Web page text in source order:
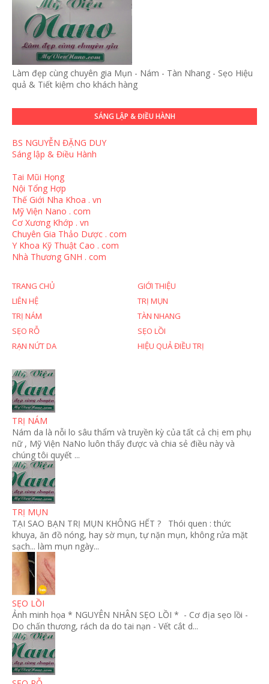
Làm đẹp cùng chuyên gia Mụn - Nám - Tàn Nhang - Sẹo Hiệu
quả & Tiết kiệm cho khách hàng
SÁNG LẬP & ĐIỀU HÀNH
BS NGUYỄN ĐẶNG DUY
Sáng lập & Điều Hành
Tai Mũi Họng
Nội Tổng Hợp
Thế Giới Nha Khoa . vn
Mỹ Viện Nano . com
Cơ Xương Khớp . vn
Chuyên Gia Thảo Dược . com
Y Khoa Kỹ Thuật Cao . com
Nhà Thương GNH . com
TRANG CHỦ
GIỚI THIỆU
LIÊN HỆ
TRỊ MỤN
TRỊ NÁM
TÀN NHANG
SẸO RỖ
SẸO LỒI
RẠN NỨT DA
HIỆU QUẢ ĐIỀU TRỊ
TRỊ NÁM
Nám da là nỗi lo sâu thẩm và truyền kỳ của tất cả chị em phụ
nữ , Mỹ Viện NaNo luôn thấy được và chia sẻ điều này và
chúng tôi quyết ...
TRỊ MỤN
TẠI SAO BẠN TRỊ MỤN KHÔNG HẾT ? Thói quen : thức
khuya, ăn đồ nóng, hay sờ mụn, tự nặn mụn, không rửa mặt
sạch... làm mụn ngày...
SẸO LỒI
Ảnh minh họa * NGUYÊN NHÂN SẸO LỒI * - Cơ địa sẹo lồi -
Do chấn thương, rách da do tai nạn - Vết cắt d...